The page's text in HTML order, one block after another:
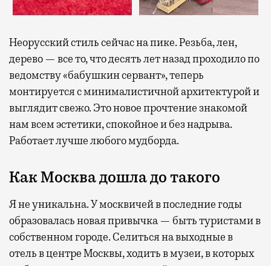
Неорусский стиль сейчас на пике. Резьба, лен,
дерево — все то, что десять лет назад проходило по
ведомству «бабушкин сервант», теперь
монтируется с минималистичной архитектурой и
выглядит свежо. Это новое прочтение знакомой
нам всем эстетики, спокойное и без надрыва.
Работает лучше любого мудборда.
Как Москва дошла до такого
Я не уникальна. У москвичей в последние годы
образовалась новая привычка — быть туристами в
собственном городе. Селиться на выходные в
отель в центре Москвы, ходить в музеи, в которых